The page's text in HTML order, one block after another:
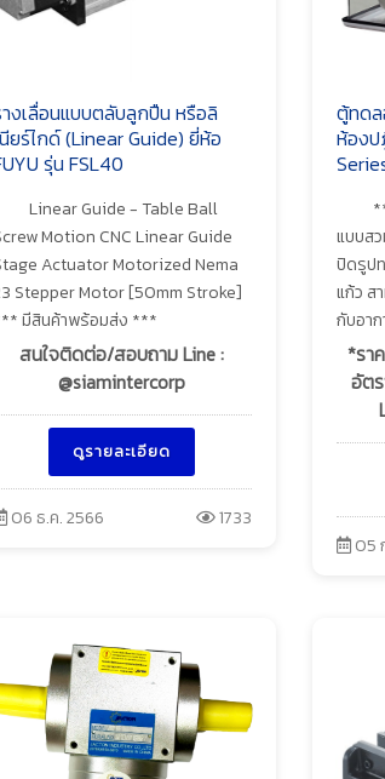
งเลื่อนแบบตลับลูกปืน หรือลิ
ยร์ไกด์ (Linear Guide) ยี่ห้อ
รุ่น FSL40
Linear Guide - Table Ball
Motion CNC Linear Guide
Actuator Motorized Nema
Stepper Motor [50mm Stroke]
มีสินค้าพร้อมส่ง ***
สนใจติดต่อ/สอบถาม Line :
@siamintercorp
ดูรายละเอียด
06 ธ.ค. 2566 1733
ตู้ทด
ห้อง
แบบส
ปิดรูป
แก้ว ส
กับอา
*รา
อัต
05